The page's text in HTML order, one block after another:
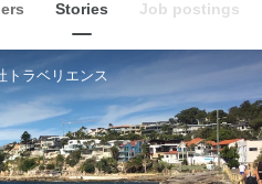
Stories Job postings
トラベリエンス